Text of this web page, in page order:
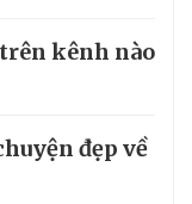
kênh nào
đẹp về